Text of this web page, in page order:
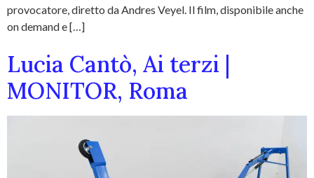
provocatore, diretto da Andres Veyel. Il film, disponibile anche
on demand e […]
Lucia Cantò, Ai terzi |
MONITOR, Roma